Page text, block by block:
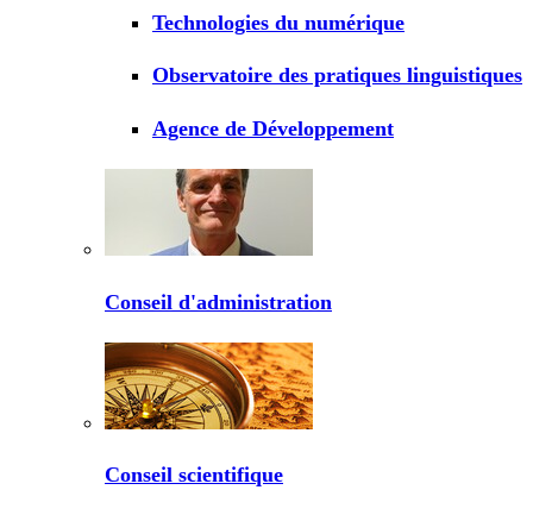
Technologies du numérique
Observatoire des pratiques linguistiques
Agence de Développement
Conseil d'administration
Conseil scientifique